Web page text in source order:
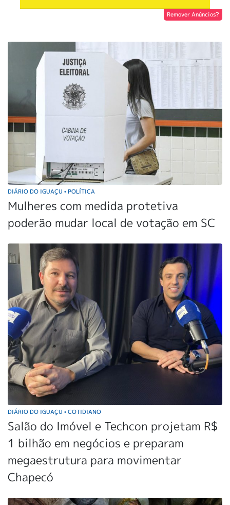
Remover Anúncios?
DIÁRIO DO IGUAÇU • POLÍTICA
Mulheres com medida protetiva
poderão mudar local de votação em SC
DIÁRIO DO IGUAÇU • COTIDIANO
Salão do Imóvel e Techcon projetam R$
1 bilhão em negócios e preparam
megaestrutura para movimentar
Chapecó